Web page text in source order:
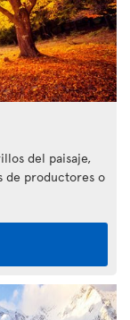
del paisaje,
de productores o